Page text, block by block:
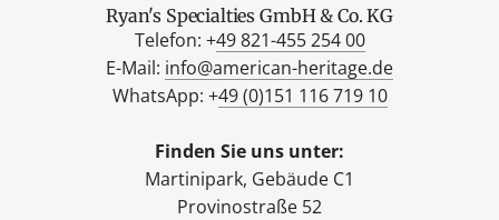
Ryan's Specialties GmbH & Co. KG
Telefon: +49 821-455 254 00
E-Mail: info@american-heritage.de
WhatsApp: +49 (0)151 116 719 10
Finden Sie uns unter:
Martinipark, Gebäude C1
Provinostraße 52